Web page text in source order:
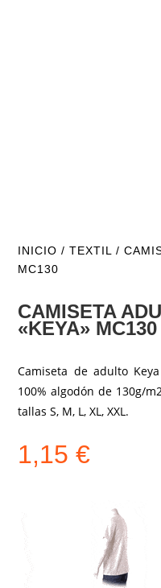
INICIO /TEXTIL
/
MC130
CAMISETA
«KEYA» MC130
Camiseta de adulto
100% algodón de 130g/
tallas S, M, L, XL, XXL.
1,15€